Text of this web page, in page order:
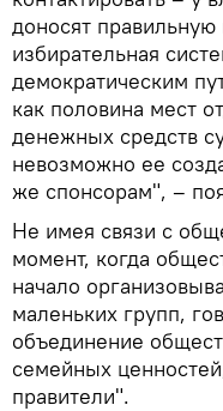
доносят
избирательная
демократическим
как половина мест
денежных средств
невозможно ее
же спонсорам", –
Не имея связи с
момент, когда
начало
маленьких групп,
объединение
семейных
правители".